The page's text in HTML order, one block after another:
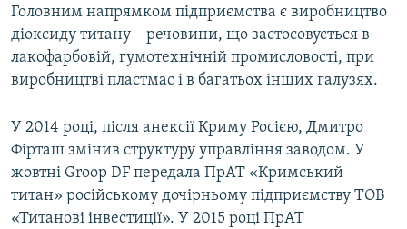
Головним напрямком підприємства є виробництво
діоксиду титану – речовини, що застосовується в
лакофарбовій, гумотехнічній промисловості, при
виробництві пластмас і в багатьох інших галузях.
У 2014 році, після анексії Криму Росією, Дмитро
Фірташ змінив структуру управління заводом. У
жовтні Groop DF передала ПрАТ «Кримський
титан» російському дочірньому підприємству ТОВ
«Титанові інвестиції». У 2015 році ПрАТ